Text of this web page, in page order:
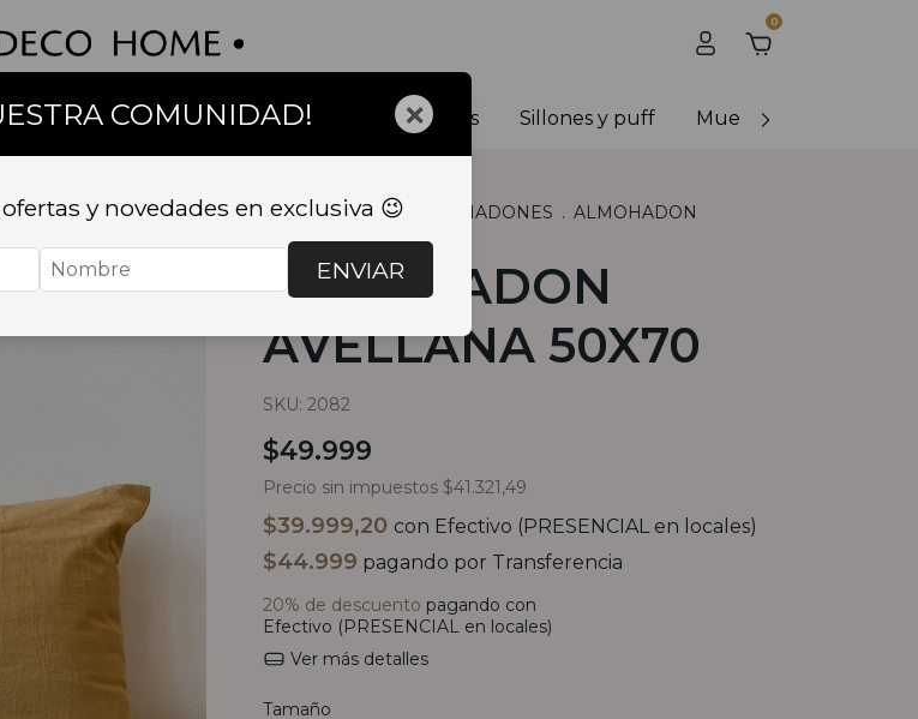
0
Baño Muebles Sillas y banquetas Sillones y puff Muebles de exterior
Inicio . TEXTIL . ALMOHADONES . ALMOHADON
ALMOHADON
AVELLANA 50X70
SKU: 2082
$49.999
Precio sin impuestos $41.321,49
$39.999,20 con Efectivo (PRESENCIAL en locales)
$44.999 pagando por Transferencia
20% de descuento pagando con
Efectivo (PRESENCIAL en locales)
Ver más detalles
Tamaño
COMUNIDAD! ×
y novedades en exclusiva 😉
ENVIAR